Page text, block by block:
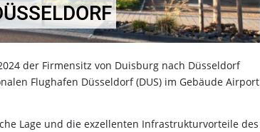
der Firmensitz von Duisburg nach Düsseldorf
Flughafen Düsseldorf (DUS) im Gebäude Airport
Lage und die exzellenten Infrastrukturvorteile des